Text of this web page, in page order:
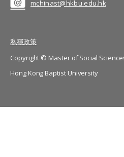
mchinast@hkbu.edu.hk
私穩政策
Copyright © Master of Social
Hong Kong Baptist University